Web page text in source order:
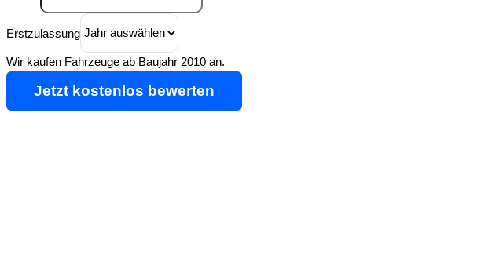
Erstzulassung
Wir kaufen Fahrzeuge ab Baujahr 2010 an.
Jetzt kostenlos bewerten